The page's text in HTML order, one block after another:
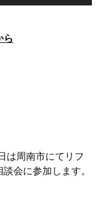
ら
は周南市にてリフ
会に参加します。